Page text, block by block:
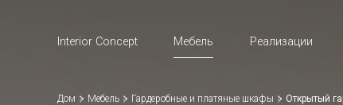
Interior Concept Мебель Реализации
Дом Мебель Гардеробные и платяные шкафы Открытый